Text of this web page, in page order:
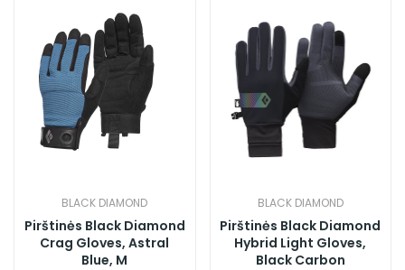
BLACK DIAMOND
Pirštinės Black Diamond
Crag Gloves, Astral
Blue, M
BLACK DIAMOND
Pirštinės Black Diamond
Hybrid Light Gloves,
Black Carbon